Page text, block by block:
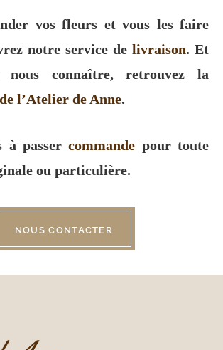
vos fleurs et vous les faire
notre service de livraison. Et
nous connaître, retrouvez la
l’Atelier de Anne.
à passercommande pour toute
ou particulière.
NOUS CONTACTER